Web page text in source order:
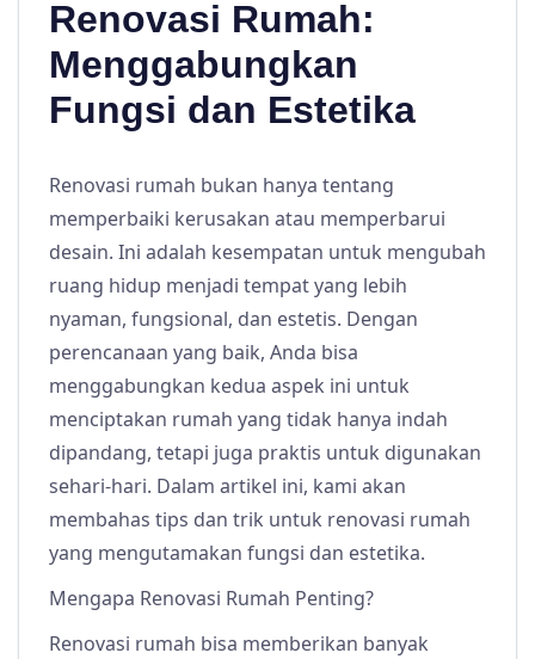
Renovasi Rumah:
Menggabungkan
Fungsi dan Estetika
Renovasi rumah bukan hanya tentang
memperbaiki kerusakan atau memperbarui
desain. Ini adalah kesempatan untuk mengubah
ruang hidup menjadi tempat yang lebih
nyaman, fungsional, dan estetis. Dengan
perencanaan yang baik, Anda bisa
menggabungkan kedua aspek ini untuk
menciptakan rumah yang tidak hanya indah
dipandang, tetapi juga praktis untuk digunakan
sehari-hari. Dalam artikel ini, kami akan
membahas tips dan trik untuk renovasi rumah
yang mengutamakan fungsi dan estetika.
Mengapa Renovasi Rumah Penting?
Renovasi rumah bisa memberikan banyak